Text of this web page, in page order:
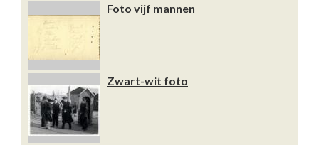
Foto vijf mannen
Zwart-wit foto